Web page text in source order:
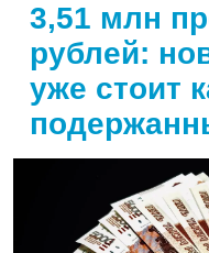
3,51 млн
рублей:
уже стоит